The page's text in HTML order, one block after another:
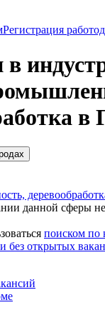
Регистрация
в
данной сферы
поиском по
без открытых